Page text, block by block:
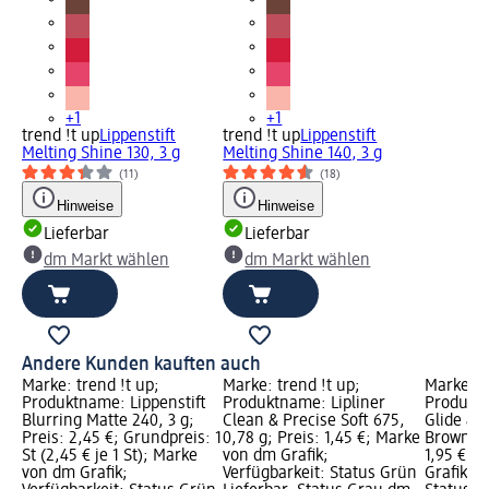
+1
trend !t upLippenstift
Melting Shine 130, 3 g
(11)
Hinweise
Lieferbar
dm Markt wählen
+1
trend !t upLippenstift
Melting Shine 140, 3 g
(18)
Hinweise
Lieferbar
dm Markt wählen
Andere Kunden kauften auch
Marke: trend !t up;
Produktname: Lippenstift
Blurring Matte 240, 3 g;
Preis: 2,45 €; Grundpreis: 1
St (2,45 € je 1 St); Marke
von dm Grafik;
Marke: trend !t up;
Produktname: Lipliner
Clean & Precise Soft 675,
0,78 g; Preis: 1,45 €; Marke
von dm Grafik;
Verfügbarkeit: Status Grün
Marke:
Glide &
Brown,
1,95 €;
Grafik;